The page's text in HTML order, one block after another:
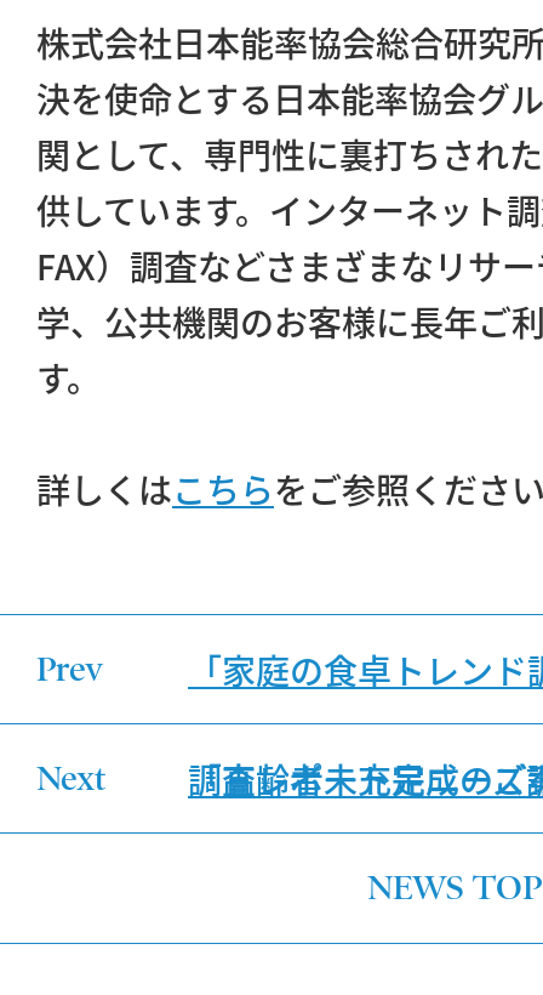
株式会社日本能率協会総合研究
決を使命とする日本能率協会グ
関として、専門性に裏打ちされ
供しています。インターネット
FAX）調査などさまざまなリサ
学、公共機関のお客様に長年ご
す。
詳しくはこちらをご参照くださ
Prev 「家庭の食卓トレン
調査レポート完成のご
NEWS TOP
Next 「高齢者未充足ニーズ